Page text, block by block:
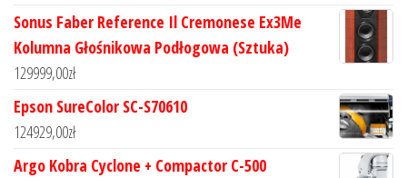
Sonus Faber Reference Il Cremonese Ex3Me
Kolumna Głośnikowa Podłogowa (Sztuka)
129999,00zł
Epson SureColor SC-S70610
124929,00zł
Argo Kobra Cyclone + Compactor C-500